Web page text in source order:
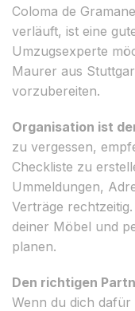
Coloma de
verläuft, ist eine
Umzugsexperte
Maurer aus
vorzubereiten.
Organisation ist
zu vergessen,
Checkliste zu
Ummeldungen,
Verträge
deiner Möbel und
planen.
Den richtigen
Wenn du dich dafür